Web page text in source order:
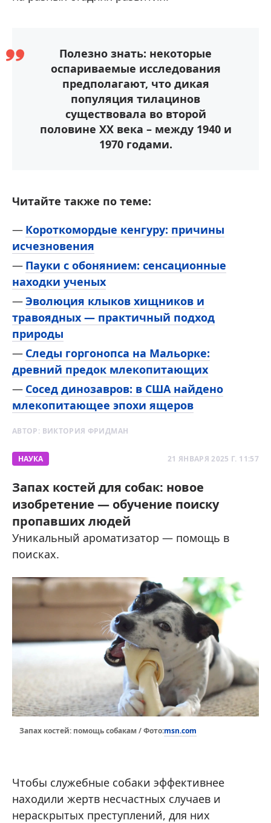
Полезно знать: некоторые
оспариваемые исследования
предполагают, что дикая
популяция тилацинов
существовала во второй
половине XX века – между 1940 и
1970 годами.
Читайте также по теме:
Короткомордые кенгуру: причины
исчезновения
Пауки с обонянием: сенсационные
находки ученых
Эволюция клыков хищников и
травоядных — практичный подход
природы
Следы горгонопса на Мальорке:
древний предок млекопитающих
Сосед динозавров: в США найдено
млекопитающее эпохи ящеров
АВТОР: ВИКТОРИЯ ФРИДМАН
НАУКА 21 ЯНВАРЯ 2025 Г. 11:57
Запах костей для собак: новое
изобретение — обучение поиску
пропавших людей
Уникальный ароматизатор — помощь в
поисках.
Запах костей: помощь собакам / Фото:msn.com
Чтобы служебные собаки эффективнее
находили жертв несчастных случаев и
нераскрытых преступлений, для них